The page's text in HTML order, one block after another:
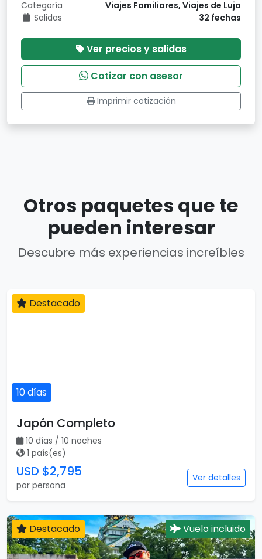
Categoría
Viajes Familiares, Viajes de Lujo
Salidas
32 fechas
Ver precios y salidas
Cotizar con asesor
Imprimir cotización
Otros paquetes que te
pueden interesar
Descubre más experiencias increíbles
10 días
Destacado
Japón Completo
10 días / 10 noches
1 país(es)
USD $2,795
por persona
Ver detalles
Destacado Vuelo incluido